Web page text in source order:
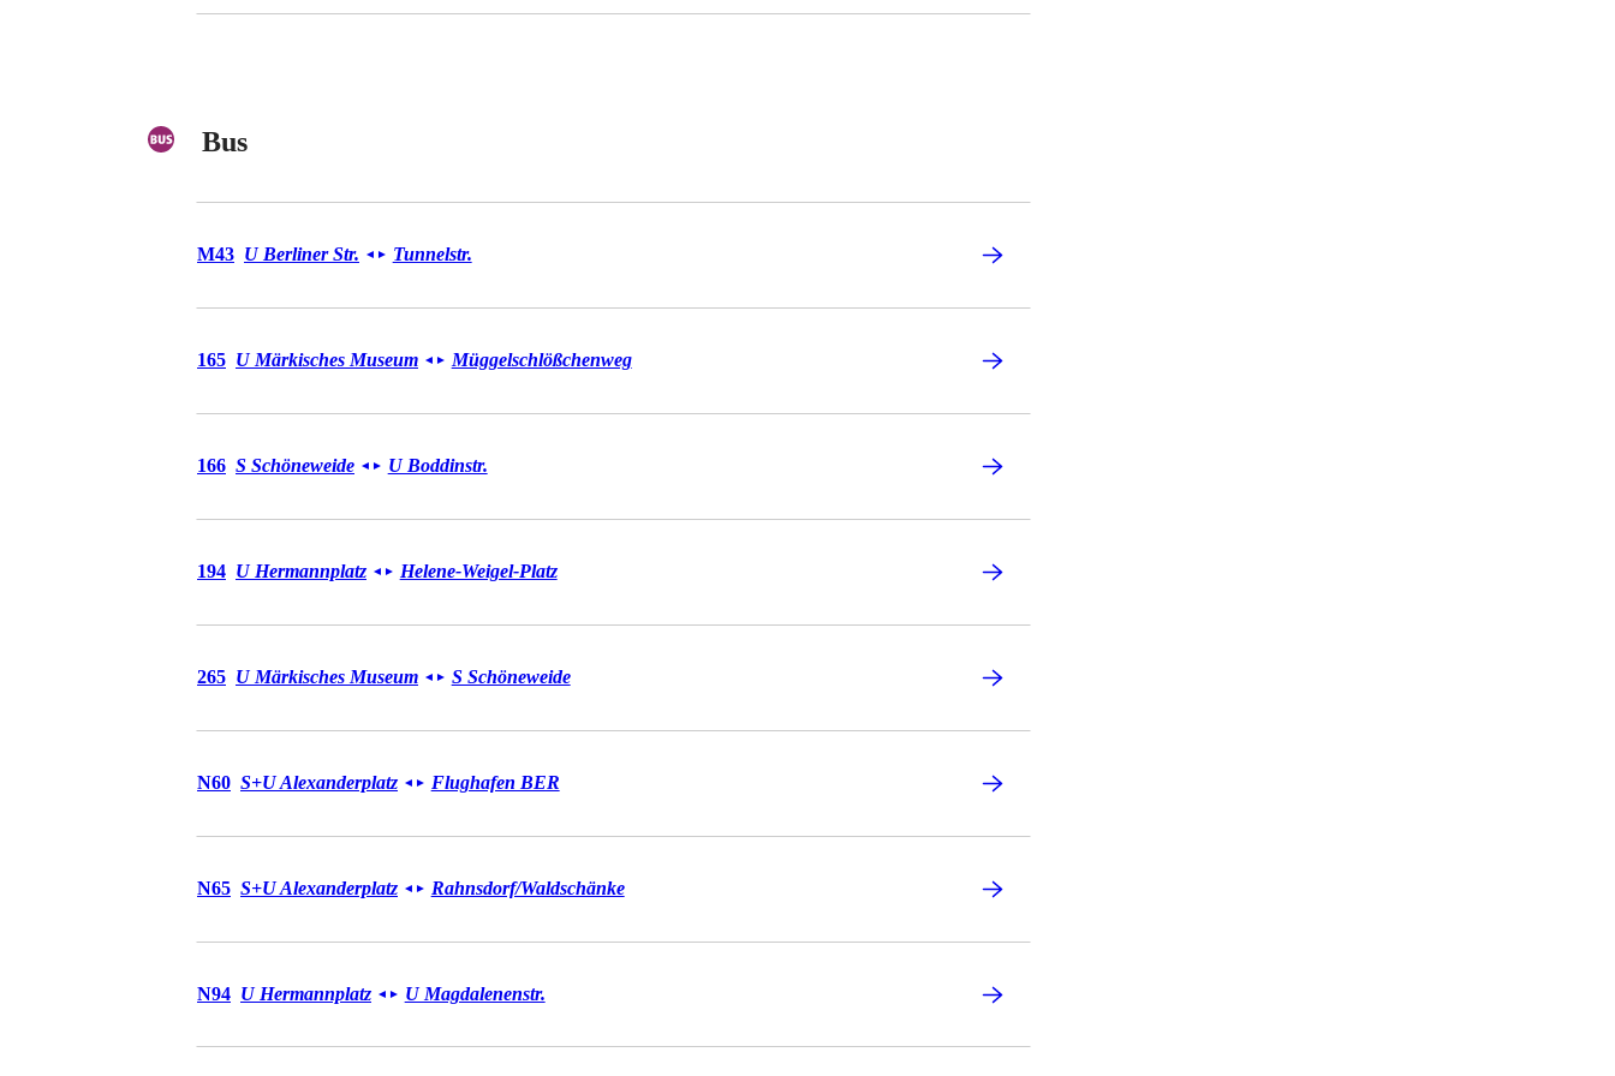
Bus
Bus M43
M43 U Berliner Str. ◄ ► Tunnelstr.
Bus 165
165 U Märkisches Museum ◄ ► Müggelschlößchenweg
Bus 166
166 S Schöneweide ◄ ► U Boddinstr.
Bus 194
194 U Hermannplatz ◄ ► Helene-Weigel-Platz
Bus 265
265 U Märkisches Museum ◄ ► S Schöneweide
Bus N60
N60 S+U Alexanderplatz ◄ ► Flughafen BER
Bus N65
N65 S+U Alexanderplatz ◄ ► Rahnsdorf/​Waldschänke
Bus N94
N94 U Hermannplatz ◄ ► U Magdalenenstr.